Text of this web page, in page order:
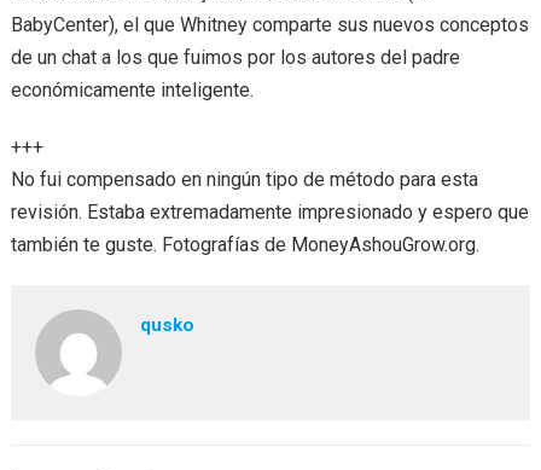
BabyCenter), el que Whitney comparte sus nuevos conceptos
de un chat a los que fuimos por los autores del padre
económicamente inteligente.
+++
No fui compensado en ningún tipo de método para esta
revisión. Estaba extremadamente impresionado y espero que
también te guste. Fotografías de MoneyAshouGrow.org.
qusko